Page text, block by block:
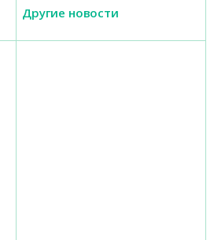
Другие новости